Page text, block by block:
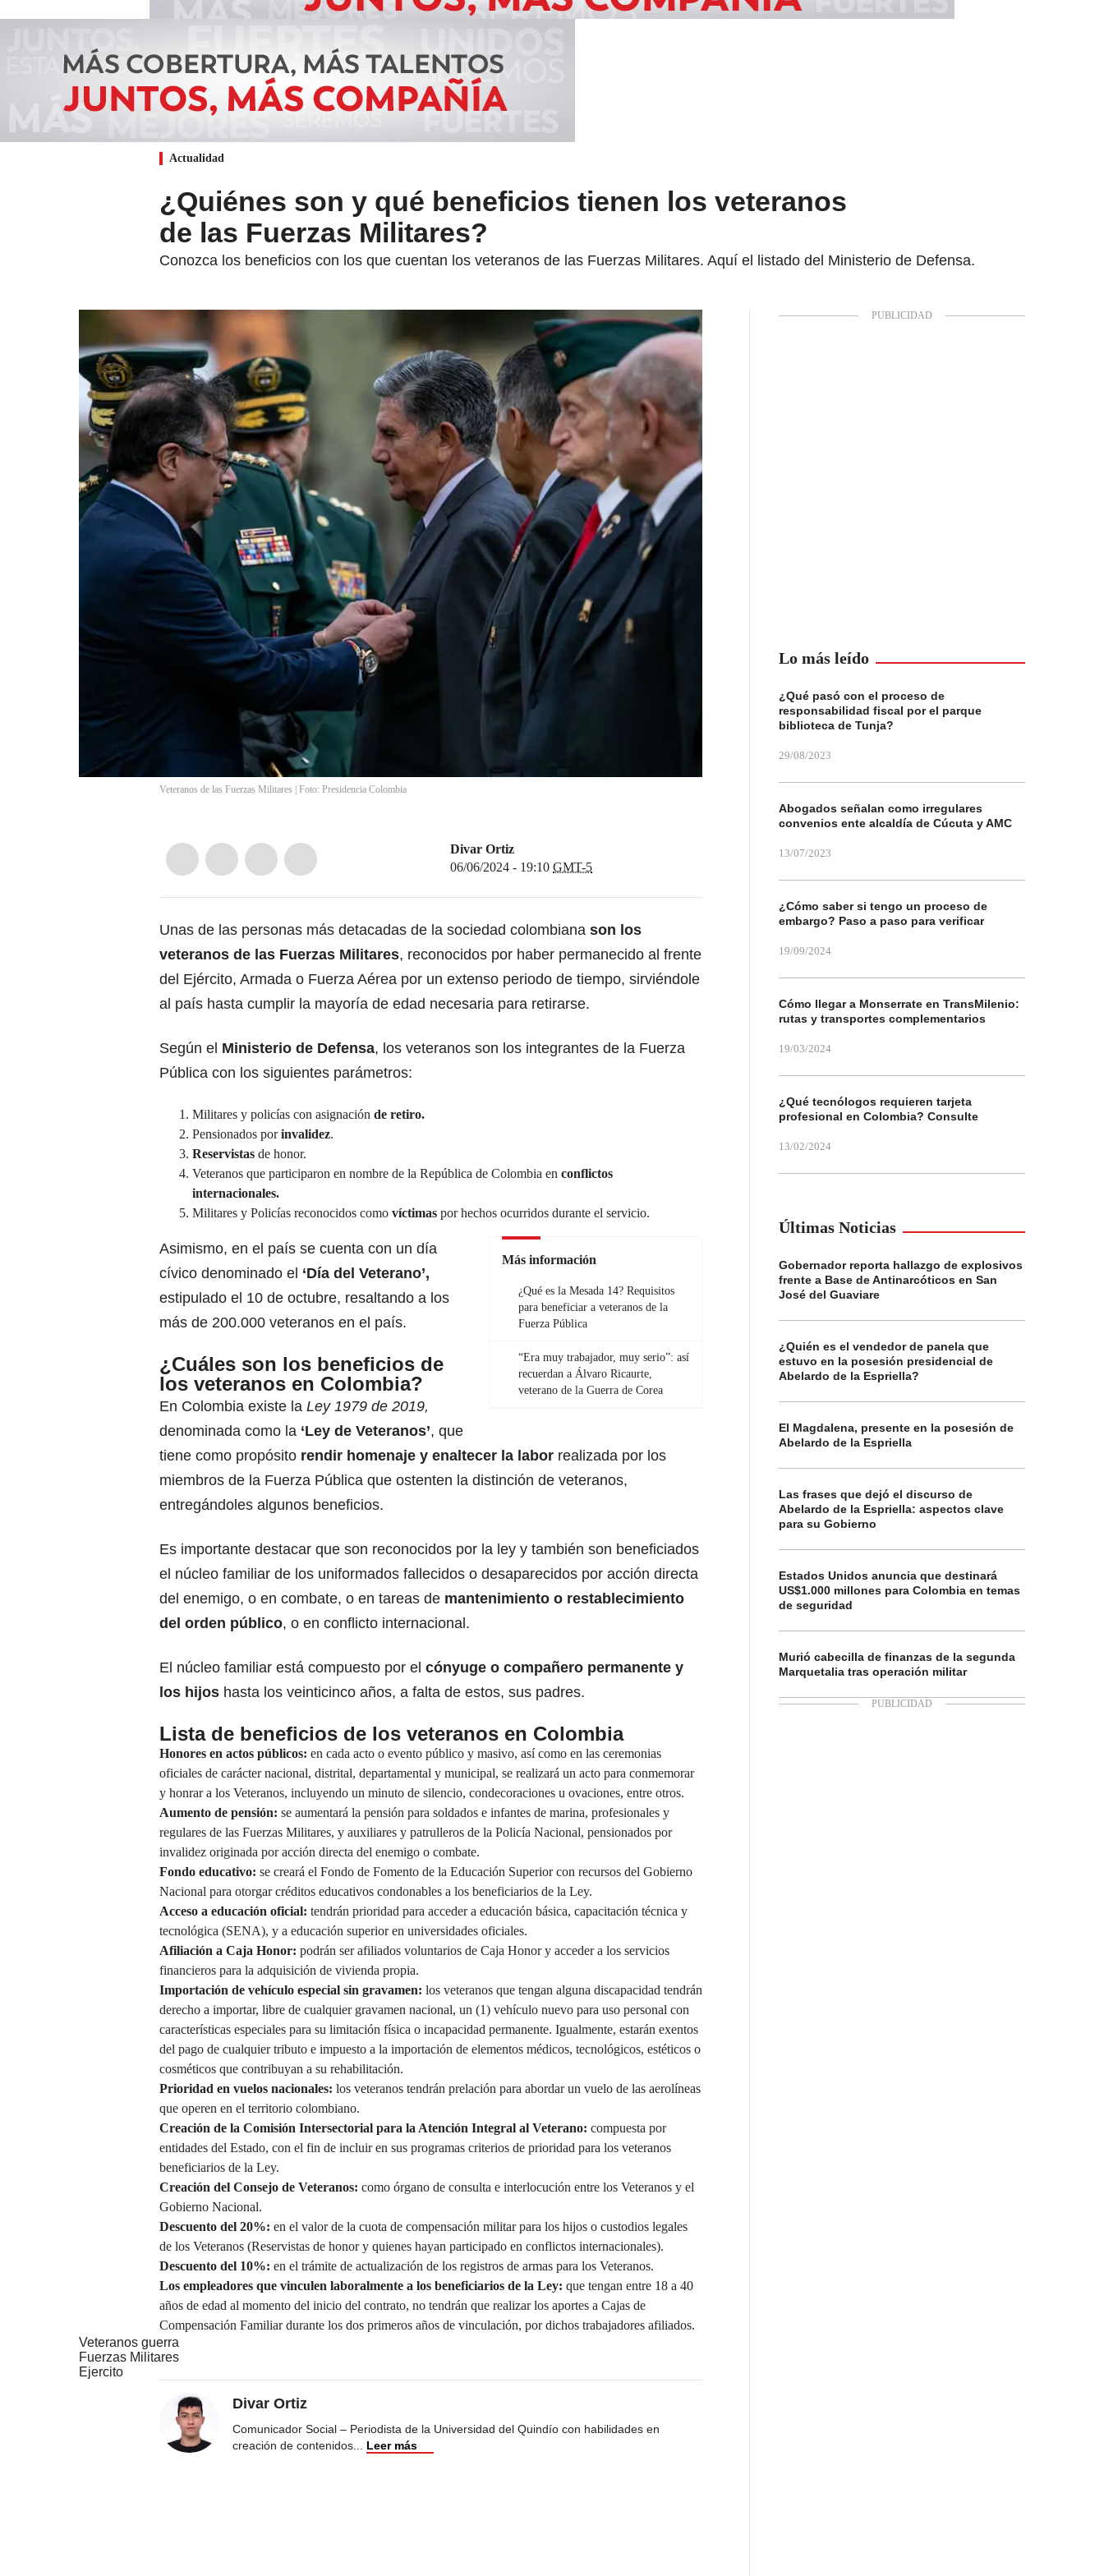
Actualidad
¿Quiénes son y qué beneficios tienen los veteranos
de las Fuerzas Militares?
Conozca los beneficios con los que cuentan los veteranos de las Fuerzas Militares. Aquí el listado del Ministerio de Defensa.
Veteranos de las Fuerzas Militares | Foto: Presidencia Colombia
Divar Ortiz
06/06/2024 - 19:10 GMT-5
Unas de las personas más detacadas de la sociedad colombiana son los
veteranos de las Fuerzas Militares, reconocidos por haber permanecido al frente
del Ejército, Armada o Fuerza Aérea por un extenso periodo de tiempo, sirviéndole
al país hasta cumplir la mayoría de edad necesaria para retirarse.
Según el Ministerio de Defensa, los veteranos son los integrantes de la Fuerza
Pública con los siguientes parámetros:
Militares y policías con asignación de retiro.
Pensionados porinvalidez.
Reservistas de honor.
Veteranos que participaron en nombre de la República de Colombia en conflictos
internacionales.
Militares y Policías reconocidos como víctimas por hechos ocurridos durante el servicio.
Más información
¿Qué es la Mesada 14? Requisitos
para beneficiar a veteranos de la
Fuerza Pública
“Era muy trabajador, muy serio”: así
recuerdan a Álvaro Ricaurte,
veterano de la Guerra de Corea
Asimismo, en el país se cuenta con un día
cívico denominado el ‘Día del Veterano’,
estipulado el 10 de octubre, resaltando a los
más de 200.000 veteranos en el país.
¿Cuáles son los beneficios de
los veteranos en Colombia?
En Colombia existe la Ley 1979 de 2019,
denominada como la ‘Ley de Veteranos’, que
tiene como propósito rendir homenaje y enaltecer la labor realizada por los
miembros de la Fuerza Pública que ostenten la distinción de veteranos,
entregándoles algunos beneficios.
Es importante destacar que son reconocidos por la ley y también son beneficiados
el núcleo familiar de los uniformados fallecidos o desaparecidos por acción directa
del enemigo, o en combate, o en tareas de mantenimiento o restablecimiento
del orden público, o en conflicto internacional.
El núcleo familiar está compuesto por el cónyuge o compañero permanente y
los hijos hasta los veinticinco años, a falta de estos, sus padres.
Lista de beneficios de los veteranos en Colombia
Honores en actos públicos: en cada acto o evento público y masivo, así como en las ceremonias
oficiales de carácter nacional, distrital, departamental y municipal, se realizará un acto para conmemorar
y honrar a los Veteranos, incluyendo un minuto de silencio, condecoraciones u ovaciones, entre otros.
Aumento de pensión: se aumentará la pensión para soldados e infantes de marina, profesionales y
regulares de las Fuerzas Militares, y auxiliares y patrulleros de la Policía Nacional, pensionados por
invalidez originada por acción directa del enemigo o combate.
Fondo educativo: se creará el Fondo de Fomento de la Educación Superior con recursos del Gobierno
Nacional para otorgar créditos educativos condonables a los beneficiarios de la Ley.
Acceso a educación oficial: tendrán prioridad para acceder a educación básica, capacitación técnica y
tecnológica (SENA), y a educación superior en universidades oficiales.
Afiliación a Caja Honor: podrán ser afiliados voluntarios de Caja Honor y acceder a los servicios
financieros para la adquisición de vivienda propia.
Importación de vehículo especial sin gravamen: los veteranos que tengan alguna discapacidad tendrán
derecho a importar, libre de cualquier gravamen nacional, un (1) vehículo nuevo para uso personal con
características especiales para su limitación física o incapacidad permanente. Igualmente, estarán exentos
del pago de cualquier tributo e impuesto a la importación de elementos médicos, tecnológicos, estéticos o
cosméticos que contribuyan a su rehabilitación.
Prioridad en vuelos nacionales: los veteranos tendrán prelación para abordar un vuelo de las aerolíneas
que operen en el territorio colombiano.
Creación de la Comisión Intersectorial para la Atención Integral al Veterano: compuesta por
entidades del Estado, con el fin de incluir en sus programas criterios de prioridad para los veteranos
beneficiarios de la Ley.
Creación del Consejo de Veteranos: como órgano de consulta e interlocución entre los Veteranos y el
Gobierno Nacional.
Descuento del 20%: en el valor de la cuota de compensación militar para los hijos o custodios legales
de los Veteranos (Reservistas de honor y quienes hayan participado en conflictos internacionales).
Descuento del 10%: en el trámite de actualización de los registros de armas para los Veteranos.
Los empleadores que vinculen laboralmente a los beneficiarios de la Ley: que tengan entre 18 a 40
años de edad al momento del inicio del contrato, no tendrán que realizar los aportes a Cajas de
Compensación Familiar durante los dos primeros años de vinculación, por dichos trabajadores afiliados.
Veteranos guerra
Fuerzas Militares
Ejercito
Divar Ortiz
Comunicador Social – Periodista de la Universidad del Quindío con habilidades en
creación de contenidos... Leer más
Lo más leído
¿Qué pasó con el proceso de
responsabilidad fiscal por el parque
biblioteca de Tunja?
29/08/2023
Abogados señalan como irregulares
convenios ente alcaldía de Cúcuta y AMC
13/07/2023
¿Cómo saber si tengo un proceso de
embargo? Paso a paso para verificar
19/09/2024
Cómo llegar a Monserrate en TransMilenio:
rutas y transportes complementarios
19/03/2024
¿Qué tecnólogos requieren tarjeta
profesional en Colombia? Consulte
13/02/2024
Últimas Noticias
Gobernador reporta hallazgo de explosivos
frente a Base de Antinarcóticos en San
José del Guaviare
¿Quién es el vendedor de panela que
estuvo en la posesión presidencial de
Abelardo de la Espriella?
El Magdalena, presente en la posesión de
Abelardo de la Espriella
Las frases que dejó el discurso de
Abelardo de la Espriella: aspectos clave
para su Gobierno
Estados Unidos anuncia que destinará
US$1.000 millones para Colombia en temas
de seguridad
Murió cabecilla de finanzas de la segunda
Marquetalia tras operación militar